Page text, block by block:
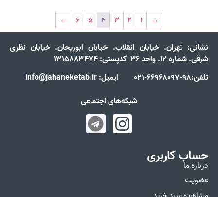
→ ۱ ۲ ۳ ۴ ۵ ۶ ←
نشانی: تهران. خیابان انقلاب. خیابان ابوریحان. خیابان نظری
شرقی. شماره ۱۲. واحد ۳۶ کدپستی: ۱۳۱۵۸۸۳۴۷۴
تلفن:98-66968097-021 ایمیل: info@jahaneketab.ir
شبکه‌های اجتماعی
حساب کاربری
درباره ما
عضویت
مشاهده سبد خرید